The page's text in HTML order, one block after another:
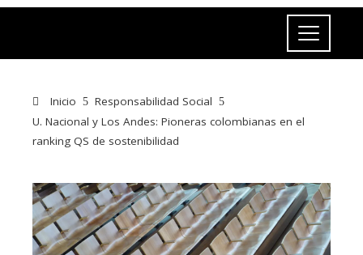
Inicio
Responsabilidad Social
U. Nacional y Los Andes: Pioneras colombianas en el
ranking QS de sostenibilidad